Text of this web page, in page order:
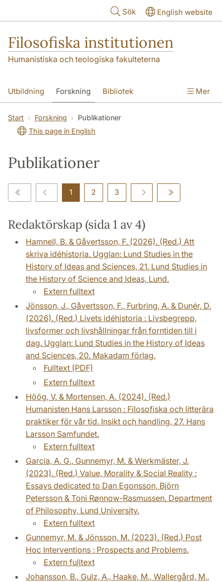
Sök English website
Filosofiska institutionen
Humanistiska och teologiska fakulteterna
Utbildning Forskning Bibliotek
Personal Kontakt Institutionen
Mer
Start Forskning
Publikationer
This page in English
Publikationer
1 2 3
Redaktörskap (sida 1 av 4)
Hamnell, B. & Gåvertsson, F. (2026). (Red.) Att
skriva idéhistoria. Ugglan: Lund Studies in the
History of Ideas and Sciences, 21. Lund Studies in
the History of Science and Ideas, Lund.
Extern fulltext
Jönsson, J., Gåvertsson, F., Furbring, A. & Dunér, D.
(2026). (Red.) Livets idéhistoria : Livsbegrepp,
livsformer och livshållningar från forntiden till i
dag. Ugglan: Lund Studies in the History of Ideas
and Sciences, 20. Makadam förlag.
Fulltext (PDF)
Extern fulltext
Höög, V. & Mortensen, A. (2024). (Red.)
Humanisten Hans Larsson : Filosofiska och litterära
praktiker för vår tid. Insikt och handling, 27. Hans
Larsson Samfundet.
Extern fulltext
Garcia, A. G., Gunnemyr, M. & Werkmäster, J.
(2023). (Red.) Value, Morality & Social Reality :
Essays dedicated to Dan Egonsson, Björn
Petersson & Toni Rønnow-Rasmussen. Department
of Philosophy, Lund University.
Extern fulltext
Gunnemyr, M. & Jönsson, M. (2023). (Red.) Post
Hoc Interventions : Prospects and Problems.
Extern fulltext
Johansson, B., Gulz, A., Haake, M., Wallergård, M.,